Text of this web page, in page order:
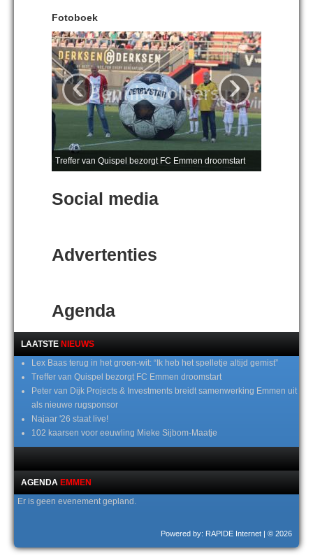
Fotoboek
Treffer van Quispel bezorgt FC Emmen droomstart
‹ ›
Social media
Advertenties
Agenda
LAATSTE NIEUWS
Lex Baas terug in het groen-wit: “Ik heb het spelletje altijd gemist”
Treffer van Quispel bezorgt FC Emmen droomstart
Peter van Dijk Projects & Investments breidt samenwerking Emmen uit
als nieuwe rugsponsor
Najaar '26 staat live!
102 kaarsen voor eeuwling Mieke Sijbom-Maatje
AGENDA EMMEN
Er is geen evenement gepland.
Powered by: RAPIDE Internet | © 2026